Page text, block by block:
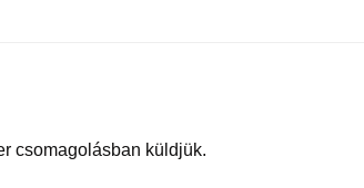
csomagolásban küldjük.